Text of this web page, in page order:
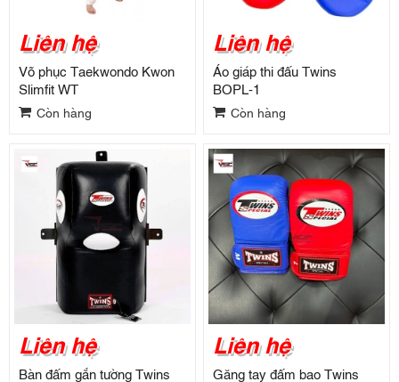
Liên hệ
Võ phục Taekwondo Kwon
Slimfit WT
Còn hàng
Liên hệ
Áo giáp thi đấu Twins
BOPL-1
Còn hàng
Liên hệ
Bàn đấm gắn tường Twins
Liên hệ
Găng tay đấm bao Twins